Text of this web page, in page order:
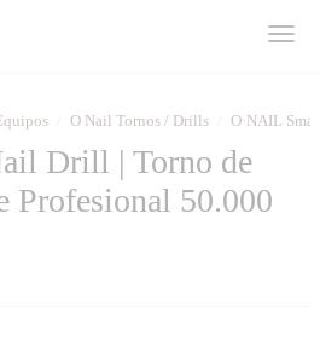
O Nail Tornos / Drills O·NAIL
Drill | Torno de
Profesional 50.000